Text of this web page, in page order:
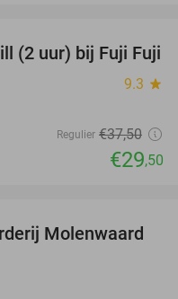
21%
(2 uur) bij Fuji Fuji
9.3 star
Regulier €37,50
€29,50
27%
Molenwaard